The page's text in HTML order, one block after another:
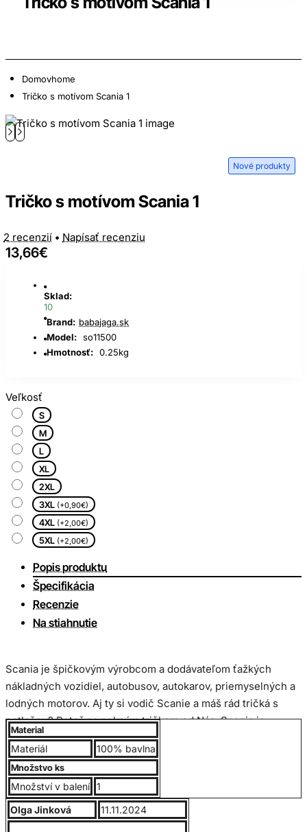
Domovhome
Tričko s motívom Scania 1
Nové produkty
Tričko s motívom Scania 1
2 recenzií • Napísať recenziu
13,66€
Sklad:
10
Brand: babajaga.sk
Model: so11500
Hmotnosť: 0.25kg
Veľkosť
S
M
L
XL
2XL
3XL (+0,90€)
4XL (+2,00€)
5XL (+2,00€)
Popis produktu
Špecifikácia
Recenzie
Na stiahnutie
Scania je špičkovým výrobcom a dodávateľom ťažkých
nákladných vozidiel, autobusov, autokarov, priemyselných a
lodných motorov. Aj ty si vodič Scanie a máš rád tričká s
potlačou? Poteš sa pekným tričkom od Nás. Scania je
špičkovým výrobcom a dodávateľom ťažkých nákladných
vozidiel, autobusov, autokarov, priemyselných a lodných
motorov.
Kvalitné UNISEX pánske tričko, 100% bavlna, jemne česaná,
Material
Materiál 100% bavlna
Množstvo ks
Množství v balení 1
Olga Jinková
11.11.2024